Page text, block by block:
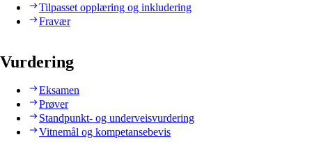
Tilpasset opplæring og inkludering
Fravær
Vurdering
Eksamen
Prøver
Standpunkt- og underveisvurdering
Vitnemål og kompetansebevis